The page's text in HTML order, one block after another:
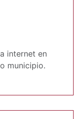
internet en
municipio.